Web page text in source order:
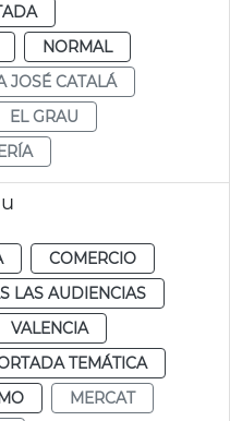
NORMAL
JOSÉ CATALÁ
EL GRAU
COMERCIO
LAS AUDIENCIAS
VALENCIA
TEMÁTICA
MERCAT